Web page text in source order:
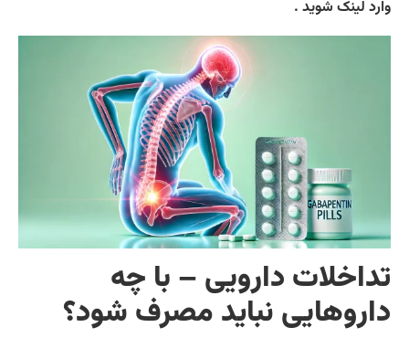
لینک شوید .
دارویی – با چه
نباید مصرف شود؟